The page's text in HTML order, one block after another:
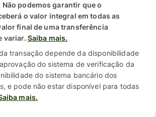
podemos garantir que o
o valor integral em todas as
final de uma transferência
variar. Saiba mais.
transação depende da disponibilidade
do sistema de verificação da
do sistema bancário dos
e pode não estar disponível para todas
mais.